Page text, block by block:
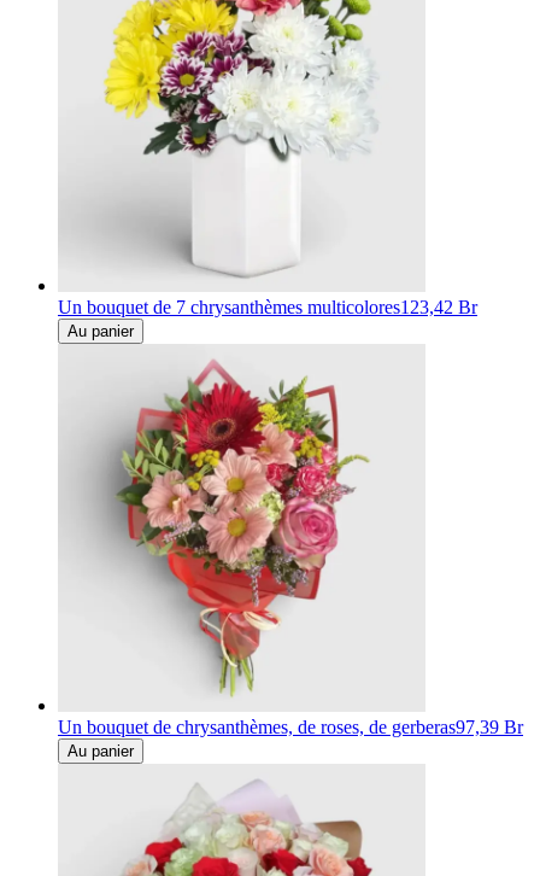
Un bouquet de 7 chrysanthèmes multicolores123,42 Br
Au panier
Un bouquet de chrysanthèmes, de roses, de gerberas97,39 Br
Au panier